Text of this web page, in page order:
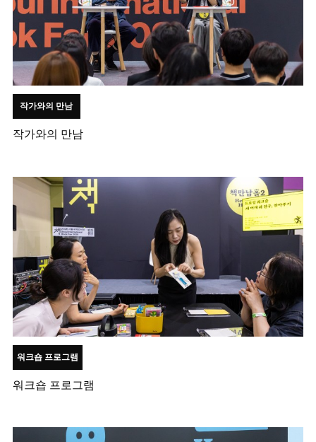
작가와의 만남
작가와의 만남
워크숍 프로그램
워크숍 프로그램